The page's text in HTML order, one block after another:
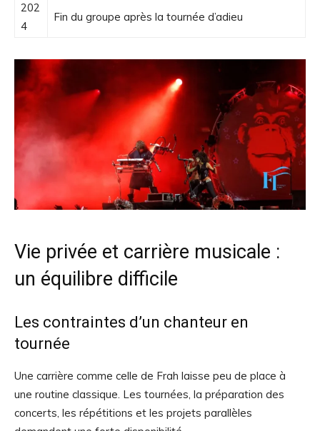
202
4
Fin du groupe après la tournée d’adieu
Vie privée et carrière musicale :
un équilibre difficile
Les contraintes d’un chanteur en
tournée
Une carrière comme celle de Frah laisse peu de place à
une routine classique. Les tournées, la préparation des
concerts, les répétitions et les projets parallèles